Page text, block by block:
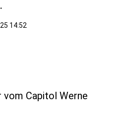
14:52
Capitol Werne